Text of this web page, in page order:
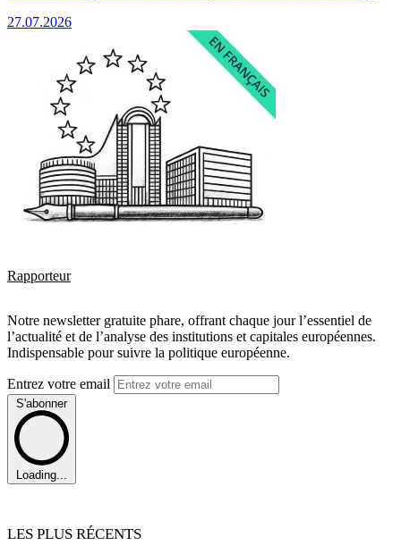
27.07.2026
Rapporteur
Notre newsletter gratuite phare, offrant chaque jour l’essentiel de
l’actualité et de l’analyse des institutions et capitales européennes.
Indispensable pour suivre la politique européenne.
Entrez votre email
S'abonner
Loading...
LES PLUS RÉCENTS